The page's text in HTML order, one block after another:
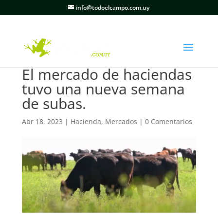
info@todoelcampo.com.uy
El mercado de haciendas
tuvo una nueva semana
de subas.
Abr 18, 2023 | Hacienda, Mercados | 0 Comentarios